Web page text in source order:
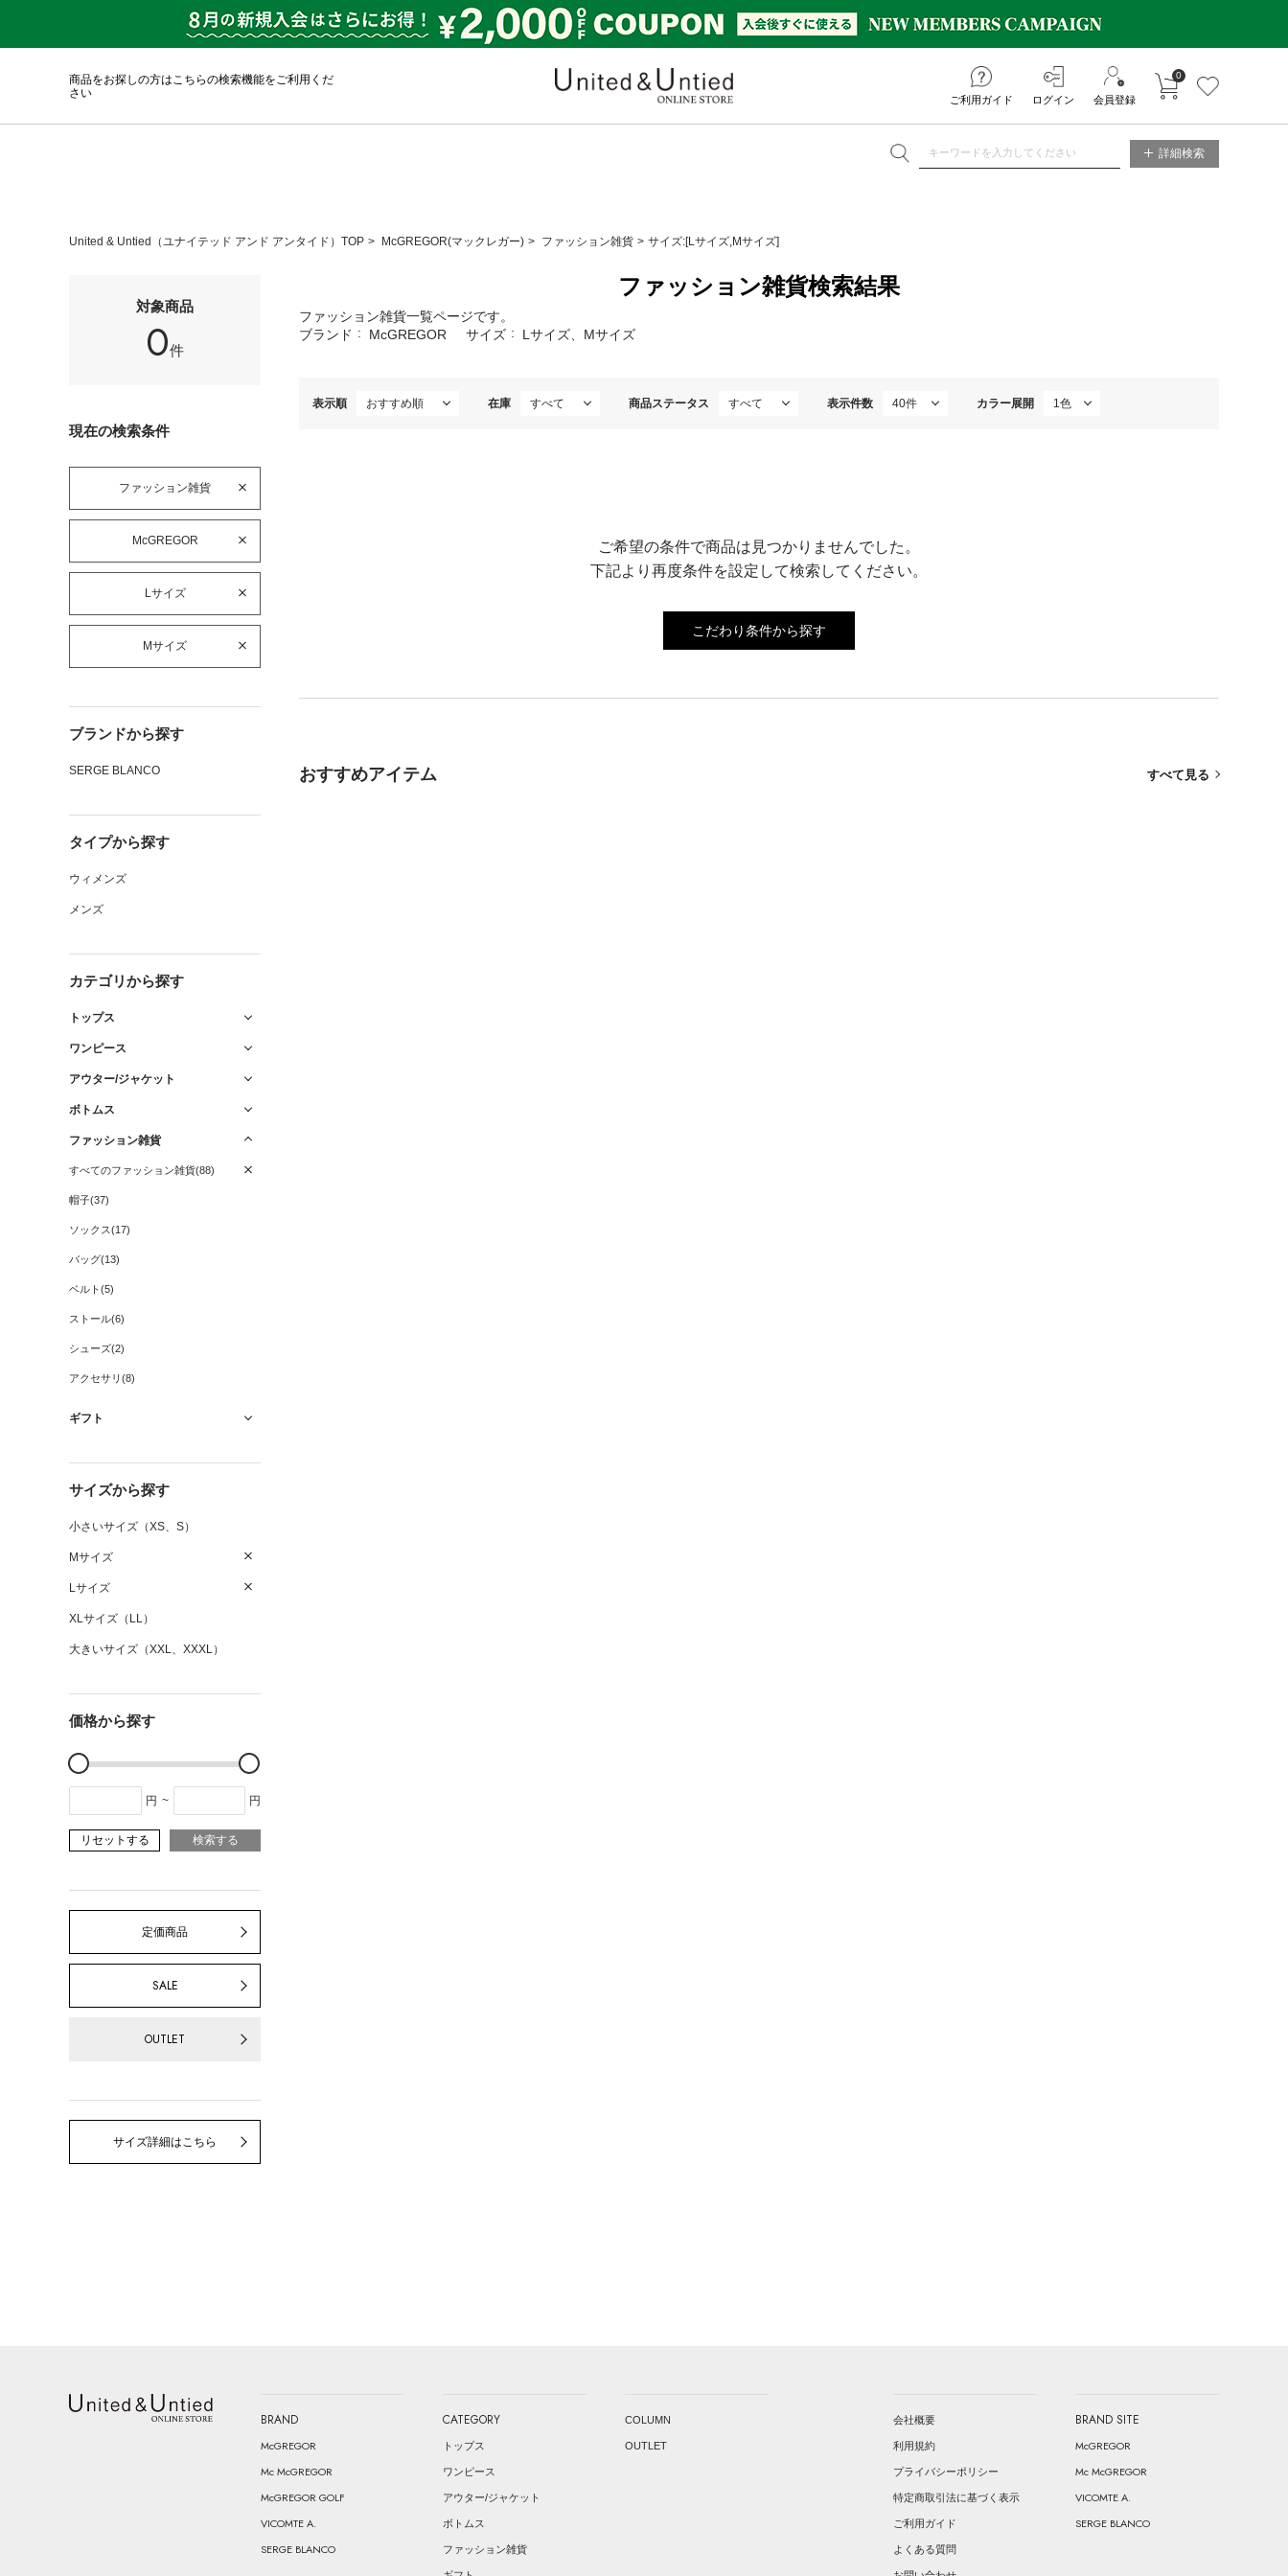
商品をお探しの方はこちらの検索機能をご利用くだ
さい
ご利用ガイド ログイン 会員登録
カートに入れる
0
詳細検索
United & Untied（ユナイテッド アンド アンタイド）TOP McGREGOR(マックレガー) ファッション雑貨 サイズ:[Lサイズ,Mサイズ]
対象商品
0件
現在の検索条件
ファッション雑貨
McGREGOR
Lサイズ
Mサイズ
ブランドから探す
SERGE BLANCO
タイプから探す
ウィメンズ
メンズ
カテゴリから探す
トップス
ワンピース
アウター/ジャケット
ボトムス
ファッション雑貨
すべてのファッション雑貨(88)
帽子(37)
ソックス(17)
バッグ(13)
ベルト(5)
ストール(6)
シューズ(2)
アクセサリ(8)
ギフト
サイズから探す
小さいサイズ（XS、S）
Mサイズ
Lサイズ
XLサイズ（LL）
大きいサイズ（XXL、XXXL）
価格から探す
円 ~ 円
リセットする 検索する
定価商品
SALE
OUTLET
サイズ詳細はこちら
ファッション雑貨検索結果
ファッション雑貨一覧ページです。
ブランド
McGREGOR サイズ Lサイズ、Mサイズ
表示順 在庫 商品ステータス 表示件数 カラー展開
ご希望の条件で商品は見つかりませんでした。
下記より再度条件を設定して検索してください。
こだわり条件から探す
おすすめアイテム すべて見る
United & Untied ONLINE STORE
BRAND
McGREGOR
Mc McGREGOR
McGREGOR GOLF
VICOMTE A.
SERGE BLANCO
CATEGORY
トップス
ワンピース
アウター/ジャケット
ボトムス
ファッション雑貨
COLUMN
OUTLET
会社概要
利用規約
プライバシーポリシー
特定商取引法に基づく表示
ご利用ガイド
よくある質問
BRAND SITE
McGREGOR
Mc McGREGOR
VICOMTE A.
SERGE BLANCO